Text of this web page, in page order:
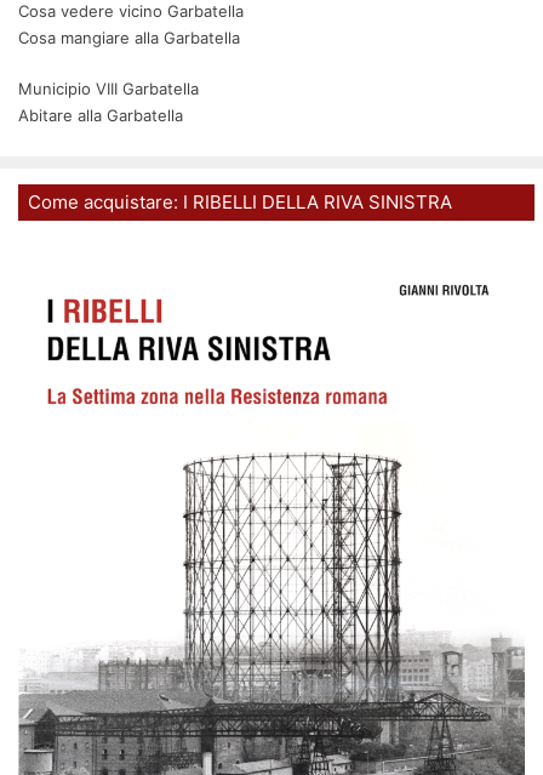
Cosa vedere vicino Garbatella
Cosa mangiare alla Garbatella
Municipio VIII Garbatella
Abitare alla Garbatella
Come acquistare: I RIBELLI DELLA RIVA SINISTRA